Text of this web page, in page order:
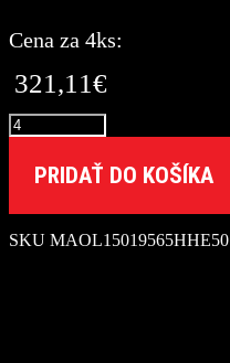
Cena za 4ks:
321,11€
množstvo
Matador
R15
[95]
PRIDAŤ DO KOŠÍKA
SKU MAOL15019565HHE50